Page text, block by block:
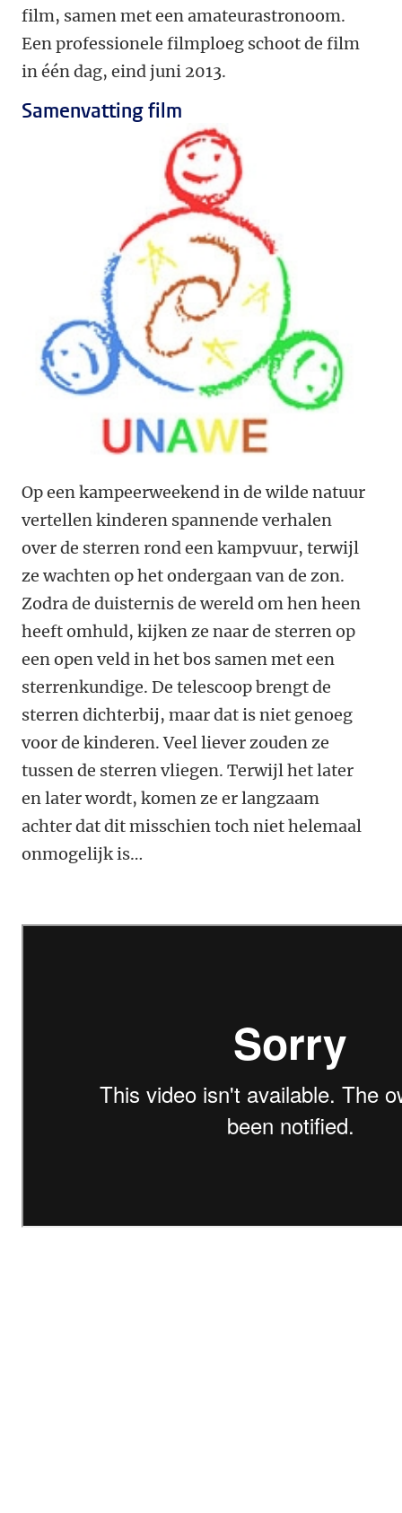
film, samen met een amateurastronoom.
Een professionele filmploeg schoot de film
in één dag, eind juni 2013.
Samenvatting film
Op een kampeerweekend in de wilde natuur
vertellen kinderen spannende verhalen
over de sterren rond een kampvuur, terwijl
ze wachten op het ondergaan van de zon.
Zodra de duisternis de wereld om hen heen
heeft omhuld, kijken ze naar de sterren op
een open veld in het bos samen met een
sterrenkundige. De telescoop brengt de
sterren dichterbij, maar dat is niet genoeg
voor de kinderen. Veel liever zouden ze
tussen de sterren vliegen. Terwijl het later
en later wordt, komen ze er langzaam
achter dat dit misschien toch niet helemaal
onmogelijk is…